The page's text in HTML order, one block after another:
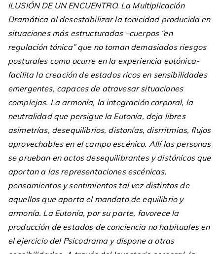
ILUSIÓN DE UN ENCUENTRO. La Multiplicación
Dramática al desestabilizar la tonicidad producida en
situaciones más estructuradas –cuerpos “en
regulación tónica” que no toman demasiados riesgos
posturales como ocurre en la experiencia eutónica-
facilita la creación de estados ricos en sensibilidades
emergentes, capaces de atravesar situaciones
complejas. La armonía, la integración corporal, la
neutralidad que persigue la Eutonía, deja libres
asimetrías, desequilibrios, distonías, disrritmias, flujos
aprovechables en el campo escénico. Allí las personas
se prueban en actos desequilibrantes y distónicos que
aportan a las representaciones escénicas,
pensamientos y sentimientos tal vez distintos de
aquellos que aporta el mandato de equilibrio y
armonía. La Eutonía, por su parte, favorece la
producción de estados de conciencia no habituales en
el ejercicio del Psicodrama y dispone a otras